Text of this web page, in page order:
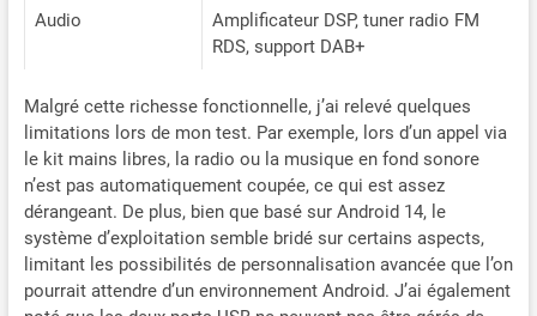
Android via USB ou
Bluetooth pour profiter
d'Android Auto. Cet
amplificateur DSP intégré et
d'un égaliseur 16 bandes,
vous permettant d'ajuster le
son selon vos préférences
et votre environnement
d'écoute. Profitez d'une
qualité audio
exceptionnelle, claire et
Audio
Amplificateur DSP, tuner radio FM
RDS, support DAB+
Malgré cette richesse fonctionnelle, j’ai relevé quelques
limitations lors de mon test. Par exemple, lors d’un appel via
le kit mains libres, la radio ou la musique en fond sonore
n’est pas automatiquement coupée, ce qui est assez
dérangeant. De plus, bien que basé sur Android 14, le
système d’exploitation semble bridé sur certains aspects,
limitant les possibilités de personnalisation avancée que l’on
pourrait attendre d’un environnement Android. J’ai également